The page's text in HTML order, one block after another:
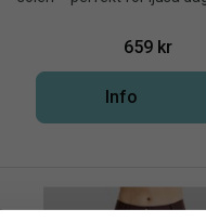
659kr
Info